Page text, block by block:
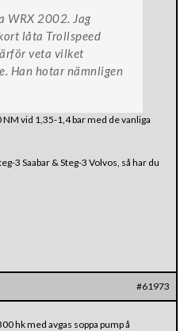
WRX 2002. Jag
låta Trollspeed
veta vilket
Han hotar nämnligen
vid 1,35-1,4 bar med de vanliga
3 Saabar & Steg-3 Volvos, så har du
#61973
hk med avgas soppa pump å